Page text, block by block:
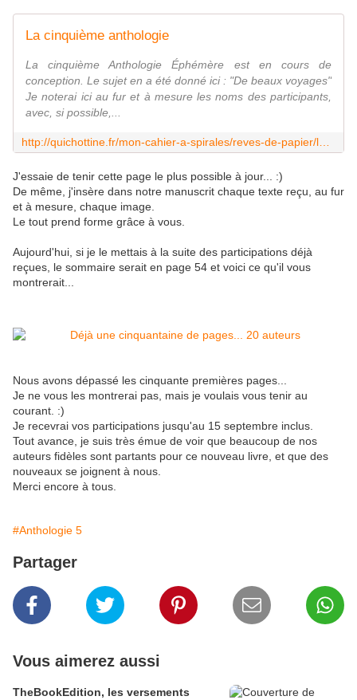
La cinquième anthologie
La cinquième Anthologie Éphémère est en cours de
conception. Le sujet en a été donné ici : "De beaux voyages"
Je noterai ici au fur et à mesure les noms des participants,
avec, si possible,...
J'essaie de tenir cette page le plus possible à jour... :)
De même, j'insère dans notre manuscrit chaque texte reçu, au fur
et à mesure, chaque image.
Le tout prend forme grâce à vous.
Aujourd'hui, si je le mettais à la suite des participations déjà
reçues, le sommaire serait en page 54 et voici ce qu'il vous
montrerait...
Nous avons dépassé les cinquante premières pages...
Je ne vous les montrerai pas, mais je voulais vous tenir au
courant. :)
Je recevrai vos participations jusqu'au 15 septembre inclus.
Tout avance, je suis très émue de voir que beaucoup de nos
auteurs fidèles sont partants pour ce nouveau livre, et que des
nouveaux se joignent à nous.
Merci encore à tous.
#Anthologie 5
Partager
Vous aimerez aussi
TheBookEdition, les versements